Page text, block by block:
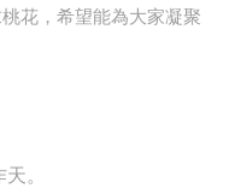
花，希望能為大家凝聚
。